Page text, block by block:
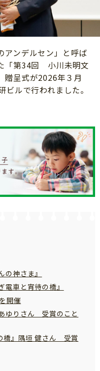
アンデルセン」と呼ば
「第34回 小川未明文
贈呈式が2026年３月
ルで行われました。
神さま』
車と宵待の橋​』
開催
ゆりさん 受賞のこと
橋』隅垣 健さん 受賞